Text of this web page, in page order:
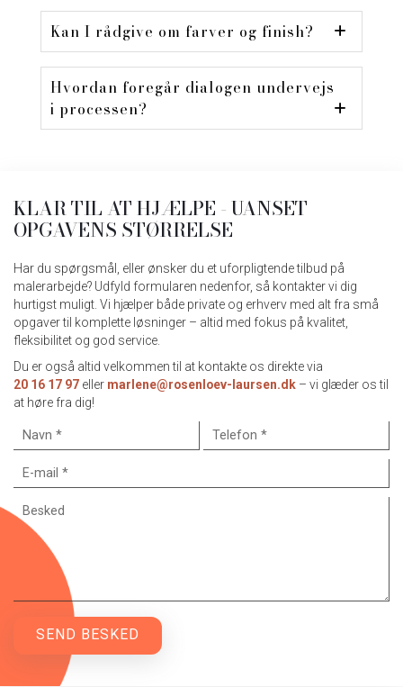
Kan I rådgive om farver og finish?
Hvordan foregår dialogen undervejs
i processen?
KLAR TIL AT HJÆLPE - UANSET
OPGAVENS STØRRELSE
Har du spørgsmål, eller ønsker du et uforpligtende tilbud på
malerarbejde? Udfyld formularen nedenfor, så kontakter vi dig
hurtigst muligt. Vi hjælper både private og erhverv med alt fra små
opgaver til komplette løsninger – altid med fokus på kvalitet,
fleksibilitet og god service.
Du er også altid velkommen til at kontakte os direkte via
20 16 17 97 eller marlene@rosenloev-laursen.dk – vi glæder os til
at høre fra dig!